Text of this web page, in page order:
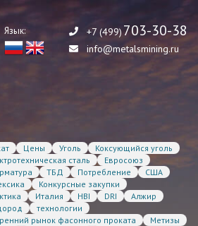
+7 (499)703-30-38
info@metalsmining.ru
Язык:
Цены Уголь
Коксующийся уголь
сталь
Евросоюз
ТБД Потребление
США
Конкурсные закупки
Италия HBI DRI
Алжир
технологии
рынок фасонного проката
Метизы